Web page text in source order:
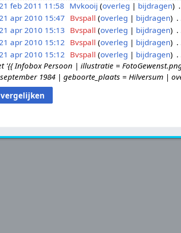
feb 2011 11:58 Mvkooij overleg bijdragen
apr 2010 15:47 Bvspall overleg bijdragen
apr 2010 15:13 Bvspall overleg bijdragen
apr 2010 15:12 Bvspall overleg bijdragen
apr 2010 15:12 Bvspall overleg bijdragen
'{{ Infobox Persoon | illustratie =
1984 | geboorte_plaats = Hilversum |